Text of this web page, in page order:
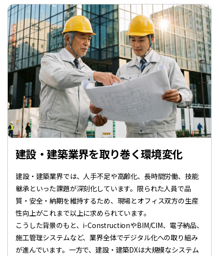
建設・建築業界を取り巻く環境変化
建設・建築業界では、人手不足や高齢化、長時間労働、技能
継承といった課題が深刻化しています。限られた人員で品
質・安全・納期を維持するため、現場とオフィス双方の生産
性向上がこれまで以上に求められています。
こうした背景のもと、i-ConstructionやBIM/CIM、電子納品、
施工管理システムなど、業界全体でデジタル化への取り組み
が進んでいます。一方で、建設・建築DXは大規模なシステム